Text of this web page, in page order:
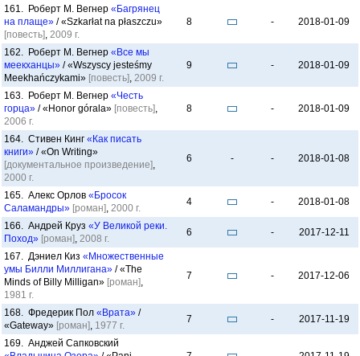
161. Роберт М. Вегнер «Багрянец
на плаще» / «Szkarłat na płaszczu»
[повесть], 2009 г.
8 - 2018-01-09
162. Роберт М. Вегнер «Все мы
меекханцы» / «Wszyscy jesteśmy
Meekhańczykami» [повесть], 2009 г.
9 - 2018-01-09
163. Роберт М. Вегнер «Честь
горца» / «Honor górala» [повесть],
2006 г.
8 - 2018-01-09
164. Стивен Кинг «Как писать
книги» / «On Writing»
[документальное произведение],
2000 г.
6 - - 2018-01-08
165. Алекс Орлов «Бросок
Саламандры» [роман], 2000 г.
4 - 2018-01-08
166. Андрей Круз «У Великой реки.
Поход» [роман], 2008 г.
6 - 2017-12-11
167. Дэниел Киз «Множественные
умы Билли Миллигана» / «The
Minds of Billy Milligan» [роман],
1981 г.
7 - 2017-12-06
168. Фредерик Пол «Врата» /
«Gateway» [роман], 1977 г.
7 - 2017-11-19
169. Анджей Сапковский